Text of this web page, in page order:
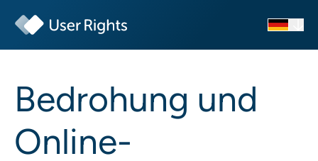
Bedrohung und
Online-